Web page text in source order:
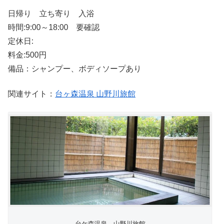
日帰り 立ち寄り 入浴
時間:9:00～18:00 要確認
定休日:
料金:500円
備品：シャンプー、ボディソープあり
関連サイト： 台ヶ森温泉 山野川旅館